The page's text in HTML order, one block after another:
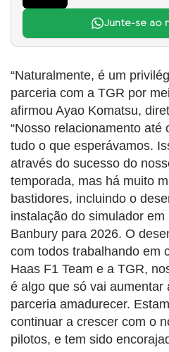
Junte-se ao
“Naturalmente, é um
parceria com a TGR por
afirmou Ayao Komatsu,
“Nosso relacionamento até
tudo o que esperávamos.
através do sucesso do
temporada, mas há muito
bastidores, incluindo o
instalação do simulador
Banbury para 2026. O
com todos trabalhando em
Haas F1 Team e a TGR,
é algo que só vai aumentar
parceria amadurecer.
continuar a crescer com o
pilotos, e tem sido